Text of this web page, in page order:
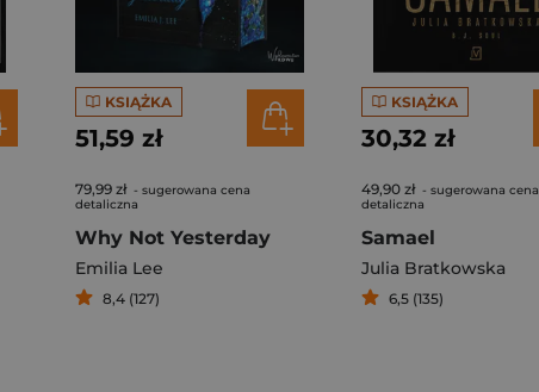
KSIĄŻKA
51,59 zł
79,99 zł - sugerowana cena
detaliczna
Why Not Yesterday
Emilia Lee
8,4 (127)
KSIĄŻKA
30,32 zł
49,90 zł - sugerowana cena
detaliczna
Samael
Julia Bratkowska
6,5 (135)